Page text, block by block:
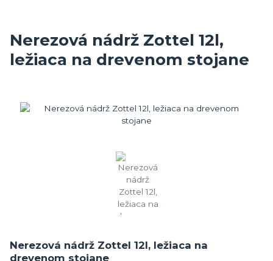
Nerezová nádrž Zottel 12l,
ležiaca na drevenom stojane
Nerezová nádrž Zottel 12l, ležiaca na
drevenom stojane